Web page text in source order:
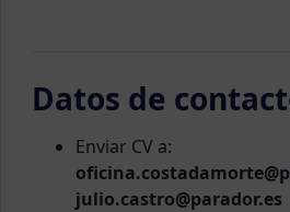
Datos de
Enviar CV a:
julio.castro@parador.es